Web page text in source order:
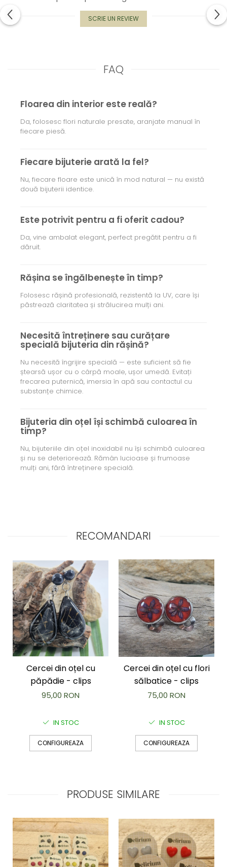
SCRIE UN REVIEW
FAQ
Floarea din interior este reală?
Da, folosesc flori naturale presate, aranjate manual în
fiecare piesă.
Fiecare bijuterie arată la fel?
Nu, fiecare floare este unică în mod natural — nu există
două bijuterii identice.
Este potrivit pentru a fi oferit cadou?
Da, vine ambalat elegant, perfect pregătit pentru a fi
dăruit.
Rășina se îngălbenește în timp?
Folosesc rășină profesională, rezistentă la UV, care își
păstrează claritatea și strălucirea mulți ani.
Necesită întreținere sau curățare
specială bijuteria din rășină?
Nu necesită îngrijire specială — este suficient să fie
ștearsă ușor cu o cârpă moale, ușor umedă. Evitați
frecarea puternică, imersia în apă sau contactul cu
substanțe chimice.
Bijuteria din oțel își schimbă culoarea în
timp?
Nu, bijuteriile din oțel inoxidabil nu își schimbă culoarea
și nu se deteriorează. Rămân lucioase și frumoase
mulți ani, fără întreținere specială.
RECOMANDARI
Cercei din oțel cu
păpădie - clips
95,00 RON
IN STOC
CONFIGUREAZA
Cercei din oțel cu flori
sălbatice - clips
75,00 RON
IN STOC
CONFIGUREAZA
PRODUSE SIMILARE